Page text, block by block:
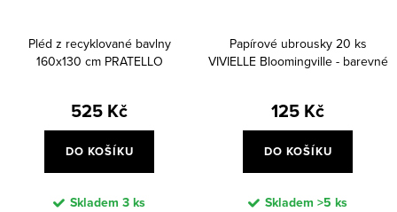
Pléd z recyklované bavlny
160x130 cm PRATELLO
525 Kč
DO KOŠÍKU
Skladem 3 ks
Papírové ubrousky 20 ks
VIVIELLE Bloomingville - barevné
125 Kč
DO KOŠÍKU
Skladem >5 ks